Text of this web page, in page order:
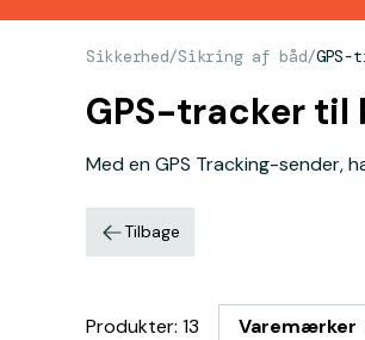
Sikkerhed/Sikring af båd/
GPS-tracker til
Med en GPS Tracking-sender,
Tilbage
Produkter: 13 Varemærker